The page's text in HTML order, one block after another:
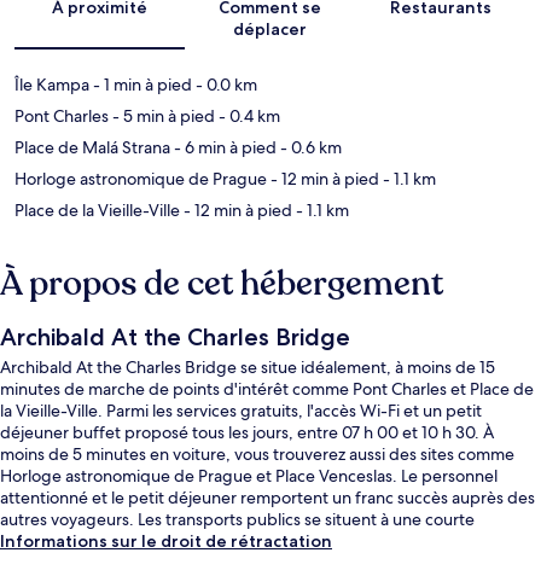
À proximité
Comment se
déplacer
Restaurants
Île Kampa- 1 min à pied - 0.0 km
Pont Charles- 5 min à pied - 0.4 km
Place de Malá Strana- 6 min à pied - 0.6 km
Horloge astronomique de Prague- 12 min à pied - 1.1 km
Place de la Vieille-Ville- 12 min à pied - 1.1 km
À propos de cet hébergement
Archibald At the Charles Bridge
Archibald At the Charles Bridge se situe idéalement, à moins de 15
minutes de marche de points d'intérêt comme Pont Charles et Place de
la Vieille-Ville. Parmi les services gratuits, l'accès Wi-Fi et un petit
déjeuner buffet proposé tous les jours, entre 07 h 00 et 10 h 30. À
moins de 5 minutes en voiture, vous trouverez aussi des sites comme
Horloge astronomique de Prague et Place Venceslas. Le personnel
attentionné et le petit déjeuner remportent un franc succès auprès des
autres voyageurs. Les transports publics se situent à une courte
distance à pied : Arrêt de tram Hellichova est à 6 min et Arrêt de tram
Informations sur le droit de rétractation